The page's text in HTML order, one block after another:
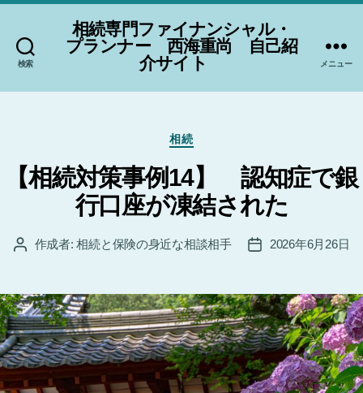
検索
相続専門ファイナンシャル・
プランナー 西海重尚 自己紹
介サイト
メニュー
カ
テ
ゴ
リ
ー
相続
【相続対策事例14】 認知症で銀
行口座が凍結された
投 作成者:相続と保険の身近な相談相手
投
2026年6月26日